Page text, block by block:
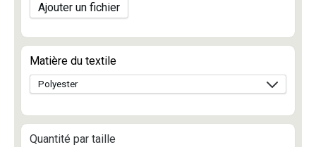
Ajouter un fichier
Matière du textile
Quantité par taille